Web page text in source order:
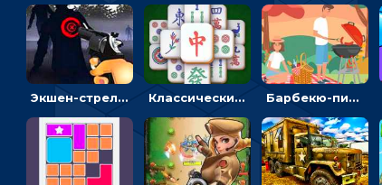
Экшен-стрелялка по зомби: целиться и попадать в бегущих монстров Классический маджонг на время: находить пары одинаковых плиток, чтобы расчищать поле Барбекю-пикник: искать скрытые предметы на картинках - головоломка